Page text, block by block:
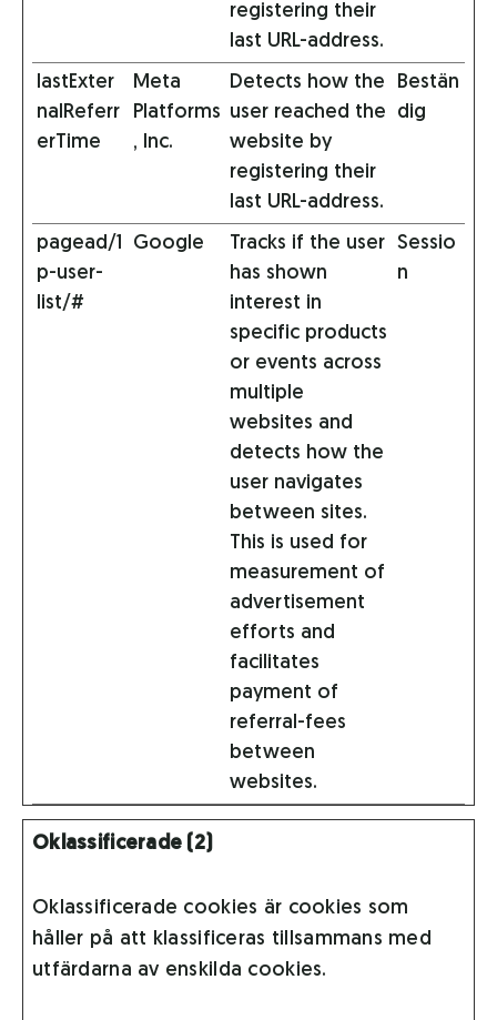
registering their
last URL-address.
lastExter
nalReferr
erTime
Meta
Platforms
, Inc.
Detects how the
user reached the
website by
registering their
last URL-address.
Bestän
dig
pagead/1
p-user-
list/#
Google
Tracks if the user
has shown
interest in
specific products
or events across
multiple
websites and
detects how the
user navigates
between sites.
This is used for
measurement of
advertisement
efforts and
facilitates
payment of
referral-fees
between
websites.
Sessio
n
Oklassificerade (2)
Oklassificerade cookies är cookies som
håller på att klassificeras tillsammans med
utfärdarna av enskilda cookies.